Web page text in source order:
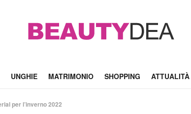
UNGHIE MATRIMONIO SHOPPING ATTUALITÀ
per l’inverno 2022